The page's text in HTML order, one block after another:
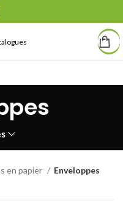
en papier
Enveloppes